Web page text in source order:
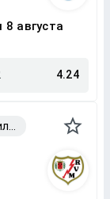
августа
4.24